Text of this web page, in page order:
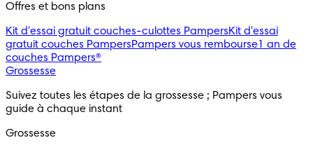
Offres et bons plans
Kit d'essai gratuit couches-culottes PampersKit d'essai
gratuit couches PampersPampers vous rembourse1 an de
couches Pampers®
Grossesse
Suivez toutes les étapes de la grossesse ; Pampers vous
guide à chaque instant
Grossesse